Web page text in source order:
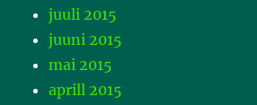
juuli 2015
juuni 2015
mai 2015
aprill 2015